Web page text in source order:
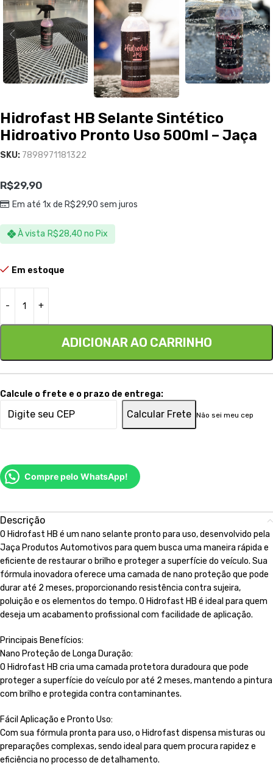
Hidrofast HB Selante Sintético
Hidroativo Pronto Uso 500ml – Jaça
SKU: 7898971181322
R$29,90
Em até 1x de R$29,90 sem juros
À vista R$28,40 no Pix
Em estoque
ADICIONAR AO CARRINHO
Calcule o frete e o prazo de entrega:
Calcular Frete Não sei meu cep
Compre pelo WhatsApp!
Descrição
O Hidrofast HB é um nano selante pronto para uso, desenvolvido pela
Jaça Produtos Automotivos para quem busca uma maneira rápida e
eficiente de restaurar o brilho e proteger a superfície do veículo. Sua
fórmula inovadora oferece uma camada de nano proteção que pode
durar até 2 meses, proporcionando resistência contra sujeira,
poluição e os elementos do tempo. O Hidrofast HB é ideal para quem
deseja um acabamento profissional com facilidade de aplicação.
Principais Benefícios:
Nano Proteção de Longa Duração:
O Hidrofast HB cria uma camada protetora duradoura que pode
proteger a superfície do veículo por até 2 meses, mantendo a pintura
com brilho e protegida contra contaminantes.
Fácil Aplicação e Pronto Uso:
Com sua fórmula pronta para uso, o Hidrofast dispensa misturas ou
preparações complexas, sendo ideal para quem procura rapidez e
eficiência no processo de detalhamento.